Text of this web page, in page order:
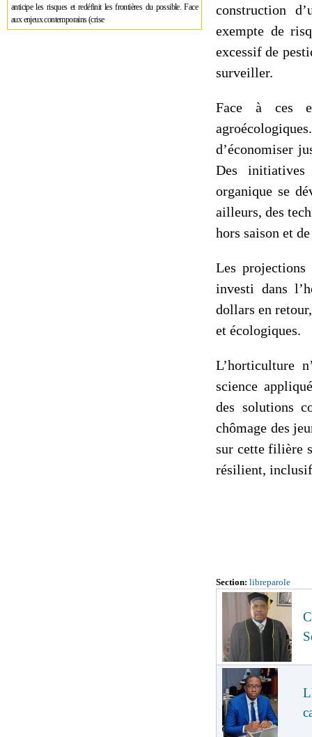
anticipe les risques et redéfinit les frontières du possible. Face
aux enjeux contemporains (crise
construction
exempte de
excessif de
surveiller.
Face à ces
d’économiser
Des initiatives
organique se
ailleurs, des
hors saison et
Les
investi dans
dollars en
et écologiques.
L’horticulture
science
des solutions
chômage des
sur cette filière
résilient, inclusif
Section: libreparole